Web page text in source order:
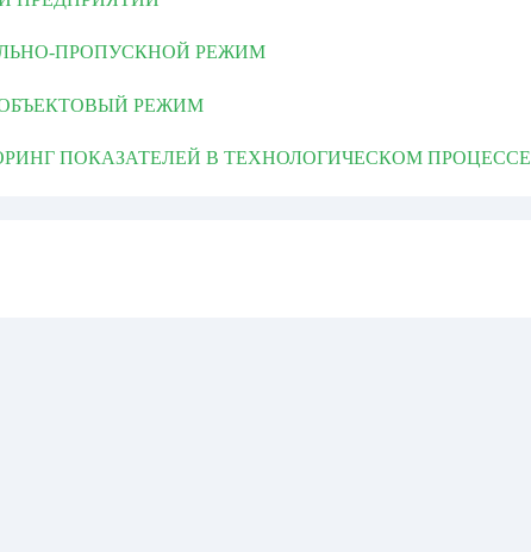
ПРОПУСКНОЙ РЕЖИМ
РЕЖИМ
ПОКАЗАТЕЛЕЙ В ТЕХНОЛОГИЧЕСКОМ ПРОЦЕССЕ